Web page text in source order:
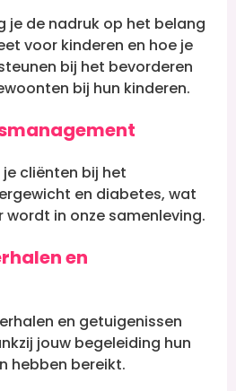
je de nadruk op het belang
voor kinderen en hoe je
bij het bevorderen
bij hun kinderen.
cliënten bij het
en diabetes, wat
in onze samenleving.
en
en getuigenissen
jouw begeleiding hun
hebben bereikt.